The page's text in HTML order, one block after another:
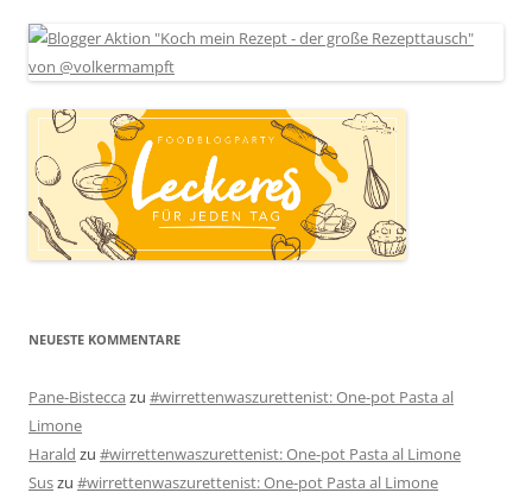
NEUESTE KOMMENTARE
Pane-Bistecca zu #wirrettenwaszurettenist: One-pot Pasta al
Limone
Harald zu #wirrettenwaszurettenist: One-pot Pasta al Limone
Suszu #wirrettenwaszurettenist: One-pot Pasta al Limone